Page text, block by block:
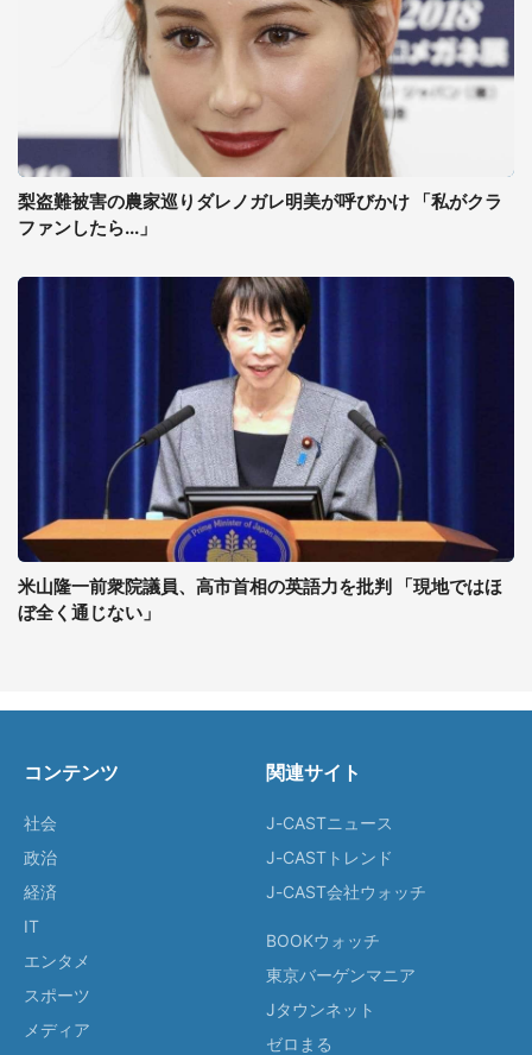
梨盗難被害の農家巡りダレノガレ明美が呼びかけ 「私がクラ
ファンしたら...」
米山隆一前衆院議員、高市首相の英語力を批判 「現地ではほ
ぼ全く通じない」
コンテンツ
社会
政治
経済
IT
エンタメ
スポーツ
メディア
関連サイト
J-CASTニュース
J-CASTトレンド
J-CAST会社ウォッチ
BOOKウォッチ
東京バーゲンマニア
Jタウンネット
ゼロまる